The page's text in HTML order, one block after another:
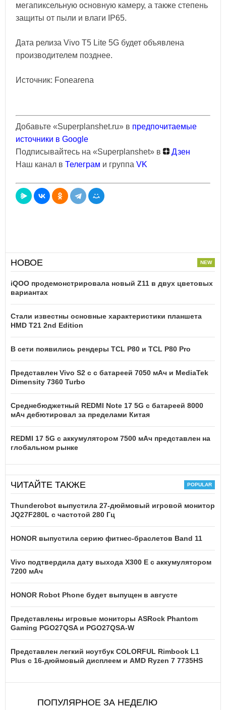
мегапиксельную основную камеру, а также степень
защиты от пыли и влаги IP65.
Дата релиза Vivo T5 Lite 5G будет объявлена
производителем позднее.
Источник: Fonearena
Добавьте «Superplanshet.ru» в предпочитаемые
источники в Google
Подписывайтесь на «Superplanshet» в
Дзен
Наш канал в Телеграм и группа VK
НОВОЕ
iQOO продемонстрировала новый Z11 в двух цветовых
вариантах
Стали известны основные характеристики планшета
HMD T21 2nd Edition
В сети появились рендеры TCL P80 и TCL P80 Pro
Представлен Vivo S2 с с батареей 7050 мАч и MediaTek
Dimensity 7360 Turbo
Среднебюджетный REDMI Note 17 5G с батареей 8000
мАч дебютировал за пределами Китая
REDMI 17 5G c аккумулятором 7500 мАч представлен на
глобальном рынке
ЧИТАЙТЕ ТАКЖЕ
Thunderobot выпустила 27-дюймовый игровой монитор
JQ27F280L с частотой 280 Гц
HONOR выпустила серию фитнес-браслетов Band 11
Vivo подтвердила дату выхода X300 E с аккумулятором
7200 мАч
HONOR Robot Phone будет выпущен в августе
Представлены игровые мониторы ASRock Phantom
Gaming PGO27QSA и PGO27QSA-W
Представлен легкий ноутбук COLORFUL Rimbook L1
Plus с 16-дюймовый дисплеем и AMD Ryzen 7 7735HS
ПОПУЛЯРНОЕ ЗА НЕДЕЛЮ